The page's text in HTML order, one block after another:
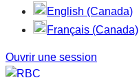
English (Canada)
Français (Canada)
Ouvrir une session